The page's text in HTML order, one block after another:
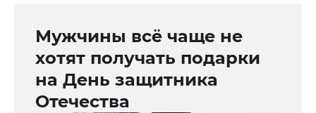
Мужчины всё чаще не
хотят получать подарки
на День защитника
Отечества